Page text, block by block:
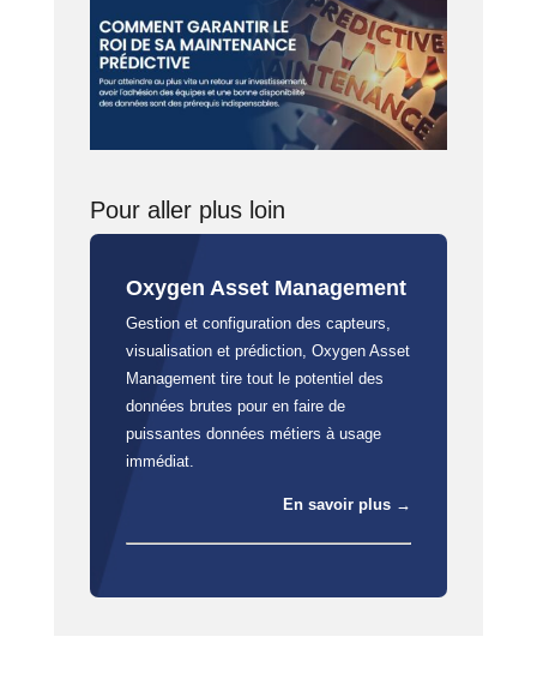
Pour aller plus loin
Oxygen Asset Management
Gestion et configuration des capteurs,
visualisation et prédiction, Oxygen Asset
Management tire tout le potentiel des
données brutes pour en faire de
puissantes données métiers à usage
immédiat.
En savoir plus →